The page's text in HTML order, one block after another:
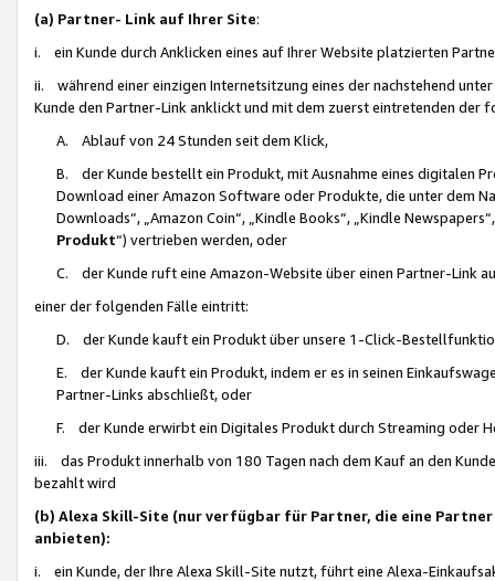
(a) Partner- Link auf Ihrer Site:
i. ein Kunde durch Anklicken eines auf Ihrer Website platzierten
ii. während einer einzigen Internetsitzung eines der nachstehend
Kunde den Partner-Link anklickt und mit dem zuerst eintretenden der
A. Ablauf von 24 Stunden seit dem Klick,
B. der Kunde bestellt ein Produkt, mit Ausnahme eines digitalen
Download einer Amazon Software oder Produkte, die unter dem
Downloads“, „Amazon Coin“, „Kindle Books“, „Kindle
Produkt“) vertrieben werden, oder
C. der Kunde ruft eine Amazon-Website über einen Partner-Link
einer der folgenden Fälle eintritt:
D. der Kunde kauft ein Produkt über unsere 1-Click-
E. der Kunde kauft ein Produkt, indem er es in seinen
Partner-Links abschließt, oder
F. der Kunde erwirbt ein Digitales Produkt durch Streaming oder
iii. das Produkt innerhalb von 180 Tagen nach dem Kauf an den
bezahlt wird
(b) Alexa Skill-Site (nur verfügbar für Partner, die eine
anbieten):
i. ein Kunde, der Ihre Alexa Skill-Site nutzt, führt eine Alexa-